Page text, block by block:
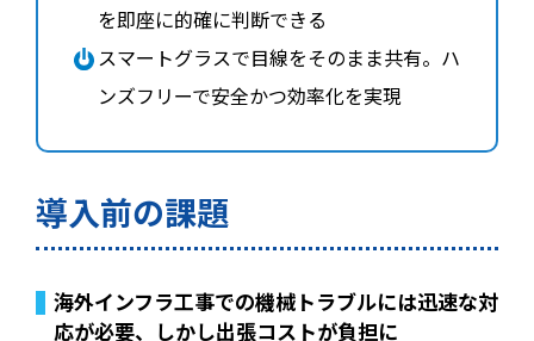
を即座に的確に判断できる
スマートグラスで目線をそのまま共有。ハ
ンズフリーで安全かつ効率化を実現
導入前の課題
海外インフラ工事での機械トラブルには迅速な対
応が必要、しかし出張コストが負担に